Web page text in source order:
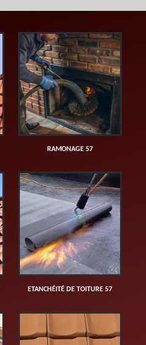
RAMONAGE 57
ETANCHÉITÉ DE TOITURE 57